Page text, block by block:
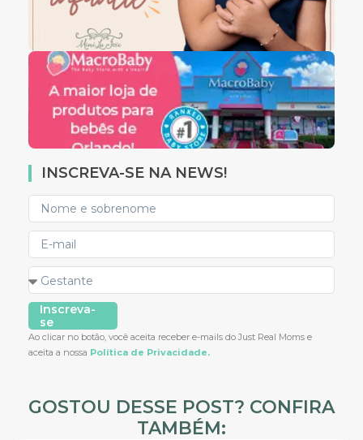
INSCREVA-SE NA NEWS!
Inscreva-
se
Ao clicar no botão, você aceita receber e-mails do Just Real Moms e
aceita a nossa Política de Privacidade.
GOSTOU DESSE POST? CONFIRA
TAMBÉM: